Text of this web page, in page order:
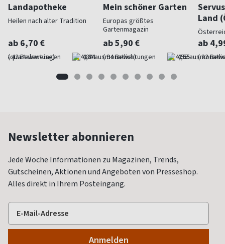
Landapotheke
Heilen nach alter Tradition
ab 6,70 €
(quartalsweise) 4,84
Mein schöner Garten
Europas größtes
Gartenmagazin
ab 5,90 €
(monatlich) 4,55
Land
ab
Newsletter abonnieren
Jede Woche Informationen zu Magazinen, Trends,
Gutscheinen, Aktionen und Angeboten von Presseshop.
Alles direkt in Ihrem Posteingang.